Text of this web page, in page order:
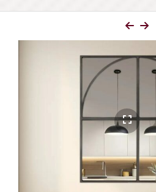
lightbox